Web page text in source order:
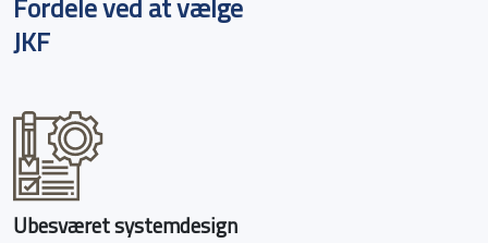
Preferences
Statistics
Marketing
JKF
Ubesværet systemdesign